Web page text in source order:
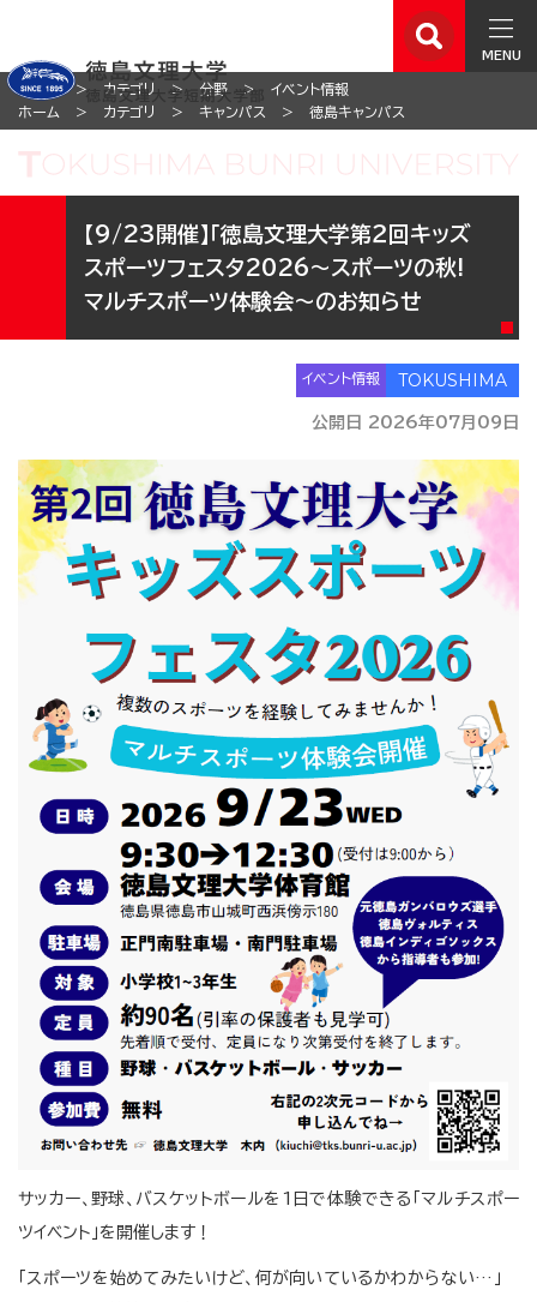
MENU
ホーム カテゴリ 分野
イベント情報
ホーム
カテゴリ キャンパス 徳島キャンパス
【9/23開催】「徳島文理大学第２回キッズ
スポーツフェスタ2026～スポーツの秋!
マルチスポーツ体験会～のお知らせ
イベント情報
公開日 2026年07月09日
サッカー、野球、バスケットボールを1日で体験できる「マルチスポー
ツイベント」を開催します！
「スポーツを始めてみたいけど、何が向いているかわからない…」